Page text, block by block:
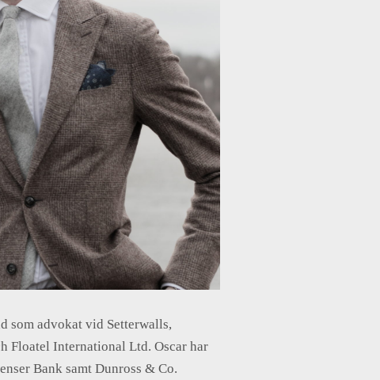
som advokat vid Setterwalls,
Floatel International Ltd. Oscar har
Bank samt Dunross & Co.